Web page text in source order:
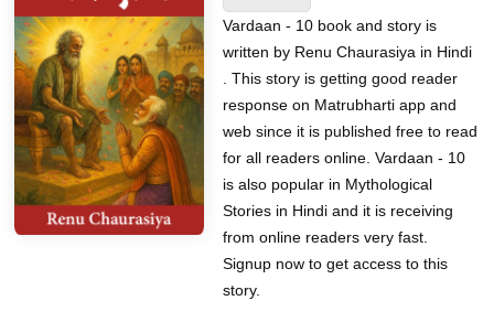
Vardaan - 10 book and story is
written by Renu Chaurasiya in Hindi
. This story is getting good reader
response on Matrubharti app and
web since it is published free to read
for all readers online. Vardaan - 10
is also popular in Mythological
Stories in Hindi and it is receiving
from online readers very fast.
Signup now to get access to this
story.